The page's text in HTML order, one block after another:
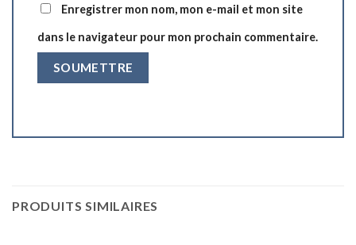
Enregistrer mon nom, mon e-mail et mon site
dans le navigateur pour mon prochain commentaire.
PRODUITS SIMILAIRES